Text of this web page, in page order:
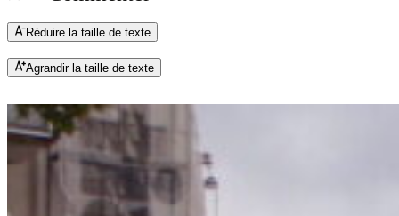
Réduire la taille de texte
Agrandir la taille de texte